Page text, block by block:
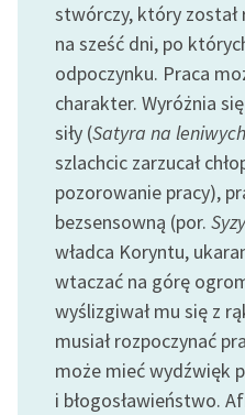
Odkurzamy bohaterów
Szkoła Poezji Wolnych
Lektur
O nas
O projekcie
Zasady wykorzystania
Wolnych Lektur
stwórczy, który został
na sześć dni, po
odpoczynku. Praca
charakter. Wyróżnia
siły (Satyra na
szlachcic zarzucał
pozorowanie pracy),
bezsensowną (por.
władca Koryntu,
wtaczać na górę
wyślizgiwał mu się z
musiał rozpoczynać
może mieć wydźwięk
i błogosławieństwo.